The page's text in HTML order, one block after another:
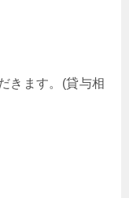
きます。(貸与相